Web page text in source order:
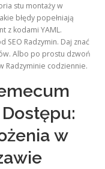
stu montaży w
błędy popełniają
z kodami YAML.
SEO Radzymin. Daj znać
Albo po prostu dzwoń
Radzyminie codziennie.
w